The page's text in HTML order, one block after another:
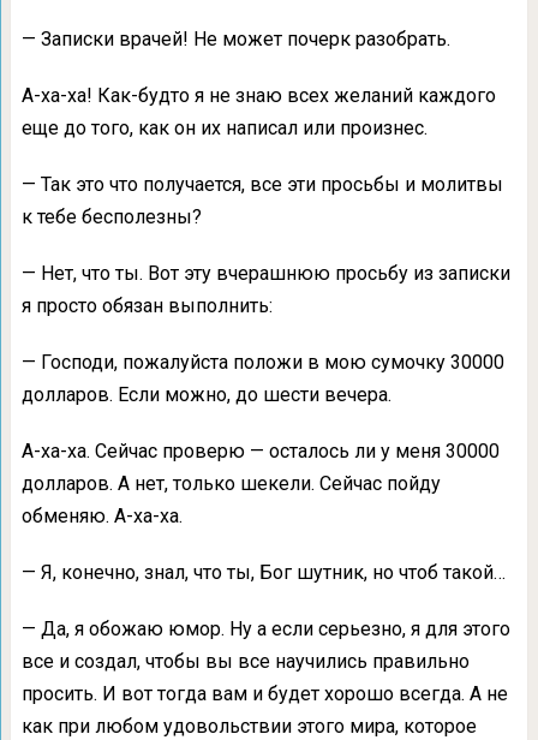
— Записки врачей! Не может почерк разобрать.
А-ха-ха! Как-будто я не знаю всех желаний каждого
еще до того, как он их написал или произнес.
— Так это что получается, все эти просьбы и молитвы
к тебе бесполезны?
— Нет, что ты. Вот эту вчерашнюю просьбу из записки
я просто обязан выполнить:
— Господи, пожалуйста положи в мою сумочку 30000
долларов. Если можно, до шести вечера.
А-ха-ха. Сейчас проверю — осталось ли у меня 30000
долларов. А нет, только шекели. Сейчас пойду
обменяю. А-ха-ха.
— Я, конечно, знал, что ты, Бог шутник, но чтоб такой…
— Да, я обожаю юмор. Ну а если серьезно, я для этого
все и создал, чтобы вы все научились правильно
просить. И вот тогда вам и будет хорошо всегда. А не
как при любом удовольствии этого мира, которое